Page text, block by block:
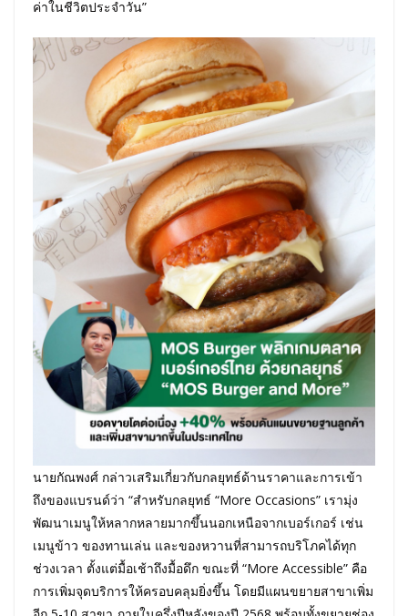
ค่าในชีวิตประจำวัน”
นายกัณพงศ์ กล่าวเสริมเกี่ยวกับกลยุทธ์ด้านราคาและการเข้า
ถึงของแบรนด์ว่า “สำหรับกลยุทธ์ “More Occasions” เรามุ่ง
พัฒนาเมนูให้หลากหลายมากขึ้นนอกเหนือจากเบอร์เกอร์ เช่น
เมนูข้าว ของทานเล่น และของหวานที่สามารถบริโภคได้ทุก
ช่วงเวลา ตั้งแต่มื้อเช้าถึงมื้อดึก ขณะที่ “More Accessible” คือ
การเพิ่มจุดบริการให้ครอบคลุมยิ่งขึ้น โดยมีแผนขยายสาขาเพิ่ม